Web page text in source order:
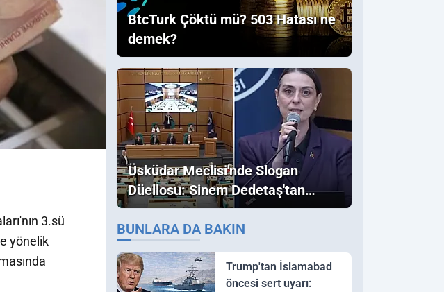
3.sü
yönelik
BtcTurk Çöktü mü? 503 Hatası ne
demek?
Üsküdar Meclisi'nde Slogan
Düellosu: Sinem Dedetaş'tan
Ezber Bozan "Erdoğan" ve
"İmamoğlu" Çıkışı!
BUNLARA DA BAKIN
Trump'tan İslamabad
öncesi sert uyarı: